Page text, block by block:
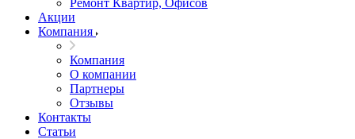
Ремонт Квартир, Офисов
Акции
Компания
Компания
О компании
Партнеры
Отзывы
Контакты
Статьи